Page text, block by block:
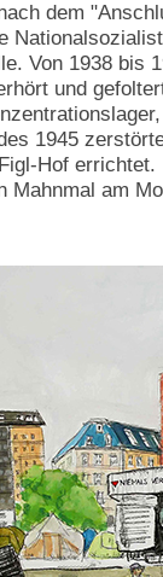
dem
Von 1938 bis
und
1945
Hof
Mahnmal am